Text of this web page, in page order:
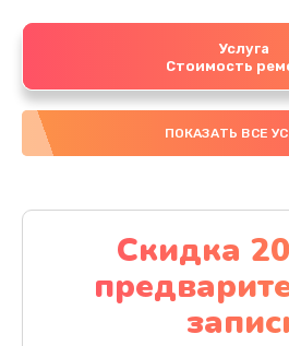
Услуга
Стоимость
ПОКАЗАТЬ ВСЕ
Скидка